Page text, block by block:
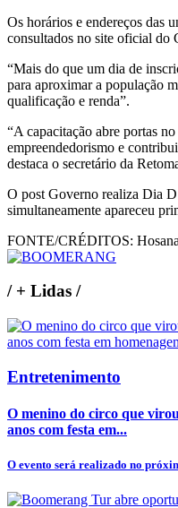
Os horários e endereços das
consultados no site oficial do
“Mais do que um dia de
para aproximar a população
qualificação e renda”.
“A capacitação abre portas
empreendedorismo e
destaca o secretário da
O post Governo realiza Dia
simultaneamente apareceu
FONTE/CRÉDITOS:
/+ Lidas /
Entretenimento
O menino do circo que
anos com festa em...
O evento será realizado no